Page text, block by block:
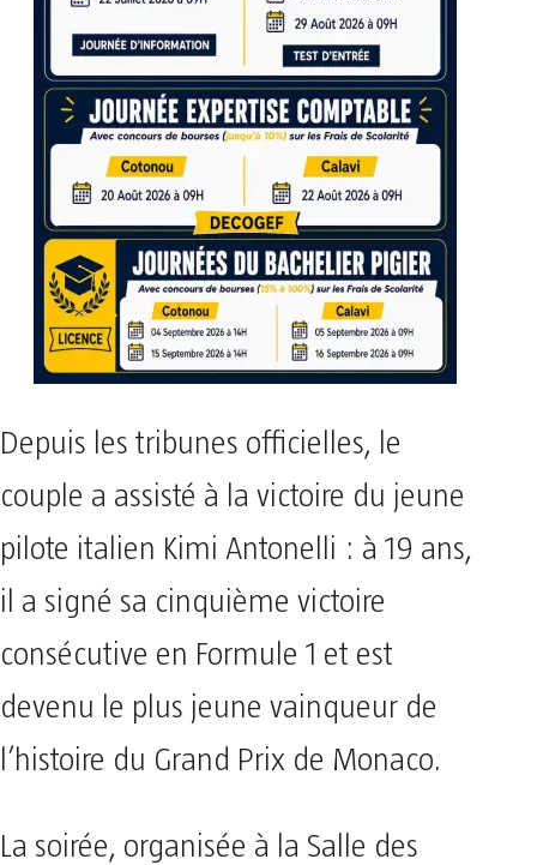
Depuis les tribunes officielles, le
couple a assisté à la victoire du jeune
pilote italien Kimi Antonelli : à 19 ans,
il a signé sa cinquième victoire
consécutive en Formule 1 et est
devenu le plus jeune vainqueur de
l’histoire du Grand Prix de Monaco.
La soirée, organisée à la Salle des